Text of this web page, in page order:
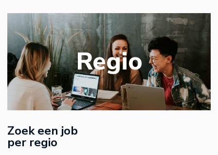
Regio
Zoek een job
per regio